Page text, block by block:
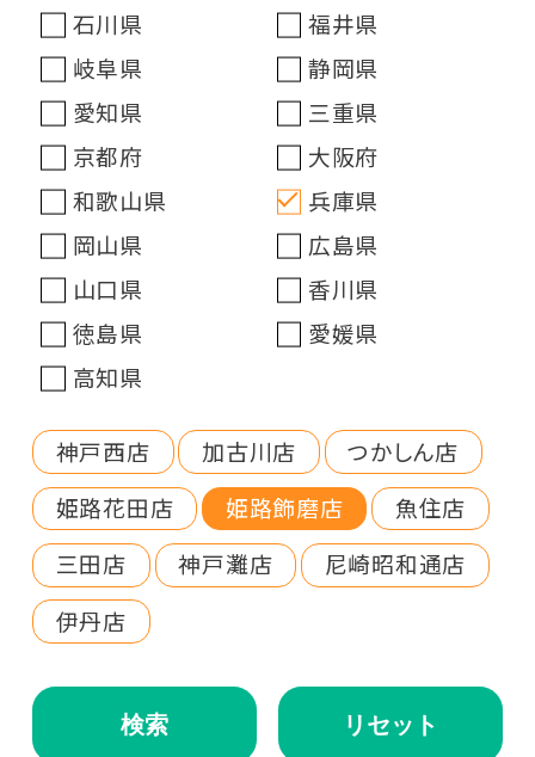
石川県
福井県
岐阜県
静岡県
愛知県
三重県
京都府
大阪府
和歌山県
兵庫県
岡山県
広島県
山口県
香川県
徳島県
愛媛県
高知県
神戸西店 加古川店
つかしん店
姫路花田店
姫路飾磨店
魚住店
三田店
神戸灘店
尼崎昭和通店
伊丹店
検索 リセット